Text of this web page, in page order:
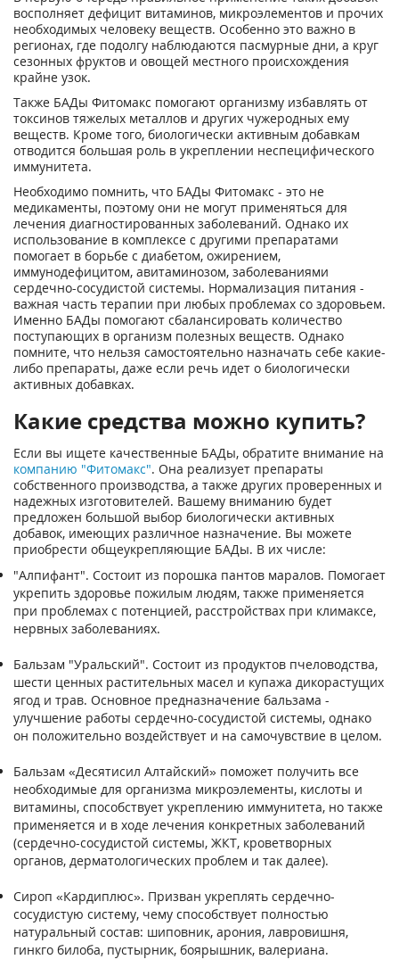
восполняет дефицит витаминов, микроэлементов и прочих
необходимых человеку веществ. Особенно это важно в
регионах, где подолгу наблюдаются пасмурные дни, а круг
сезонных фруктов и овощей местного происхождения
крайне узок.
Также БАДы Фитомакс помогают организму избавлять от
токсинов тяжелых металлов и других чужеродных ему
веществ. Кроме того, биологически активным добавкам
отводится большая роль в укреплении неспецифического
иммунитета.
Необходимо помнить, что БАДы Фитомакс - это не
медикаменты, поэтому они не могут применяться для
лечения диагностированных заболеваний. Однако их
использование в комплексе с другими препаратами
помогает в борьбе с диабетом, ожирением,
иммунодефицитом, авитаминозом, заболеваниями
сердечно-сосудистой системы. Нормализация питания -
важная часть терапии при любых проблемах со здоровьем.
Именно БАДы помогают сбалансировать количество
поступающих в организм полезных веществ. Однако
помните, что нельзя самостоятельно назначать себе какие-
либо препараты, даже если речь идет о биологически
активных добавках.
Какие средства можно купить?
Если вы ищете качественные БАДы, обратите внимание на
компанию "Фитомакс". Она реализует препараты
собственного производства, а также других проверенных и
надежных изготовителей. Вашему вниманию будет
предложен большой выбор биологически активных
добавок, имеющих различное назначение. Вы можете
приобрести общеукрепляющие БАДы. В их числе:
"Алпифант". Состоит из порошка пантов маралов. Помогает
укрепить здоровье пожилым людям, также применяется
при проблемах с потенцией, расстройствах при климаксе,
нервных заболеваниях.
Бальзам "Уральский". Состоит из продуктов пчеловодства,
шести ценных растительных масел и купажа дикорастущих
ягод и трав. Основное предназначение бальзама -
улучшение работы сердечно-сосудистой системы, однако
он положительно воздействует и на самочувствие в целом.
Бальзам «Десятисил Алтайский» поможет получить все
необходимые для организма микроэлементы, кислоты и
витамины, способствует укреплению иммунитета, но также
применяется и в ходе лечения конкретных заболеваний
(сердечно-сосудистой системы, ЖКТ, кроветворных
органов, дерматологических проблем и так далее).
Сироп «Кардиплюс». Призван укреплять сердечно-
сосудистую систему, чему способствует полностью
натуральный состав: шиповник, арония, лавровишня,
гинкго билоба, пустырник, боярышник, валериана.